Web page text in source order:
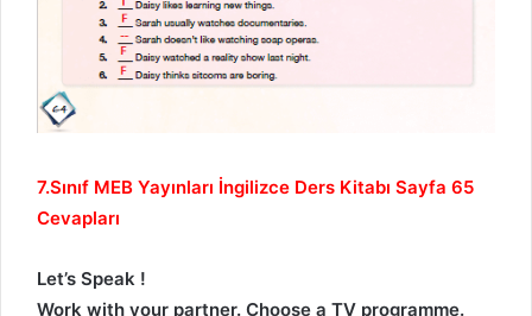
7.Sınıf MEB Yayınları İngilizce Ders Kitabı Sayfa 65
Cevapları
Let’s Speak !
Work with your partner. Choose a TV programme.